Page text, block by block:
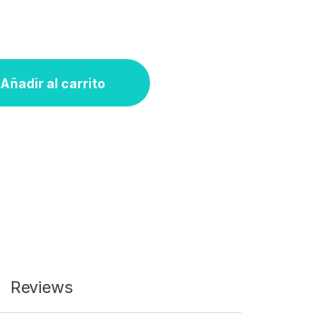
Añadir al carrito
Reviews